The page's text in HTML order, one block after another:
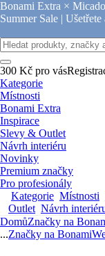
Bonami Extra ×
Summer Sale |
300 Kč pro vás
Kategorie
Místnosti
Bonami Extra
Inspirace
Slevy & Outlet
Návrh interiéru
Novinky
Premium značky
Pro profesionály
Kategorie Místnosti
Outlet Návrh
DomůZnačky na
...Značky na Bonami